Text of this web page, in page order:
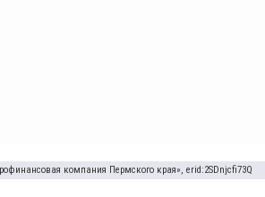
компания Пермского края», erid:2SDnjcfi73Q